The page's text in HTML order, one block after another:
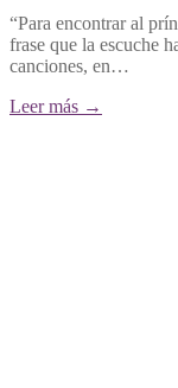
“Para encontrar al
frase que la escuche
canciones, en…
Leer más →